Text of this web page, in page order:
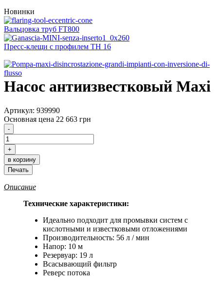
Новинки
Вальцовка труб FT800
Пресс-клещи с профилем ТН 16
Насос антиизвестковый Maxi
Артикул: 939990
Основная цена 22 663 грн
Описание
Технические характеристики:
Идеально подходит для промывки систем с
кислотными и известковыми отложениями
Производительность: 56 л / мин
Напор: 10 м
Резервуар: 19 л
Всасывающий фильтр
Реверс потока